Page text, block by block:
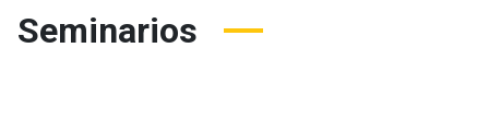
Seminarios